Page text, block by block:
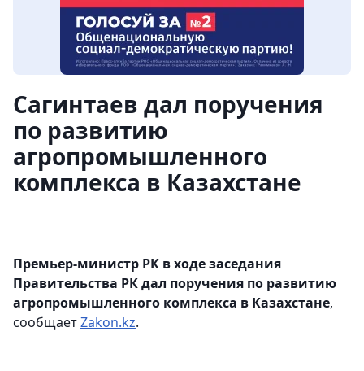
Сагинтаев дал поручения
по развитию
агропромышленного
комплекса в Казахстане
Премьер-министр РК в ходе заседания
Правительства РК дал поручения по развитию
агропромышленного комплекса в Казахстане,
сообщаетZakon.kz.